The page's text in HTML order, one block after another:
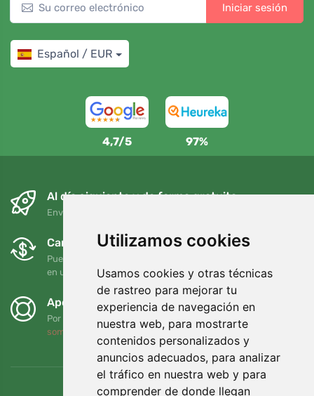
Utilizamos cookies
Usamos cookies y otras técnicas
de rastreo para mejorar tu
experiencia de navegación en
nuestra web, para mostrarte
contenidos personalizados y
anuncios adecuados, para analizar
el tráfico en nuestra web y para
comprender de donde llegan
Iniciar sesión
Español / EUR
4,7/5 97%
Al día siguiente y de forma gratuita
Envío gratuito para pedidos superiores a 95 EUR
Cambios y devoluciones gratuitos
Puede devolver o cambiar su pedido en cualquier momento
en un plazo de 90 días
Apoyamos a Trees.org
Por cada pedido plantamos un árbol. Leer más
somos